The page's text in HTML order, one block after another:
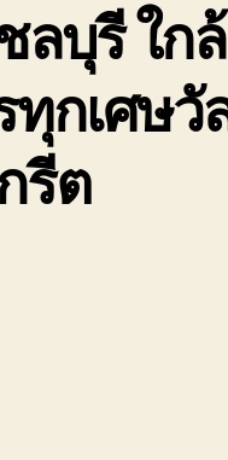
ลบุรี ใก
ทุกเศษวั
รีต